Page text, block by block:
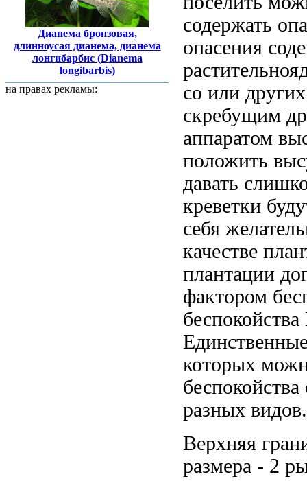
Дианема бронзовая,
длинноусая дианема, дианема
лонгибарбис (Dianema
longibarbis)
на правах рекламы:
содержать
опасения
со или
скребущим
аппаратом
положить
давать
креветки
себя
качестве
плантации
фактором
которых
беспокойства
разных
Верхняя
размера - 2